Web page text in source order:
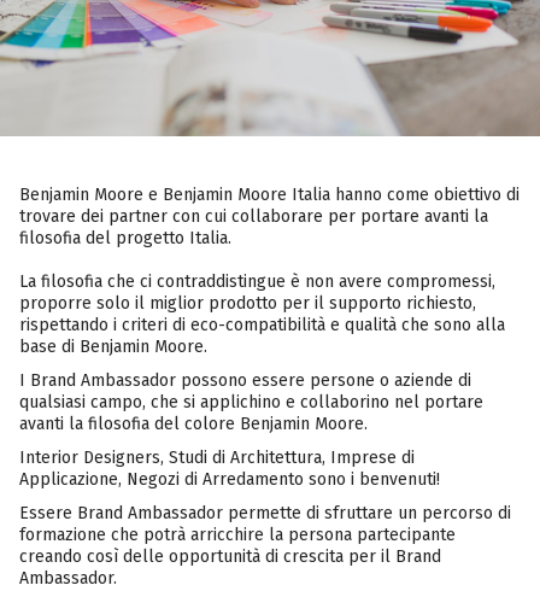
Benjamin Moore e Benjamin Moore Italia hanno come obiettivo di
trovare dei partner con cui collaborare per portare avanti la
filosofia del progetto Italia.
La filosofia che ci contraddistingue è non avere compromessi,
proporre solo il miglior prodotto per il supporto richiesto,
rispettando i criteri di eco-compatibilità e qualità che sono alla
base di Benjamin Moore.
I Brand Ambassador possono essere persone o aziende di
qualsiasi campo, che si applichino e collaborino nel portare
avanti la filosofia del colore Benjamin Moore.
Interior Designers, Studi di Architettura, Imprese di
Applicazione, Negozi di Arredamento sono i benvenuti!
Essere Brand Ambassador permette di sfruttare un percorso di
formazione che potrà arricchire la persona partecipante
creando così delle opportunità di crescita per il Brand
Ambassador.